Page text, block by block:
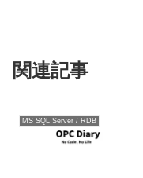
関連記事
MS SQL Server / RDB